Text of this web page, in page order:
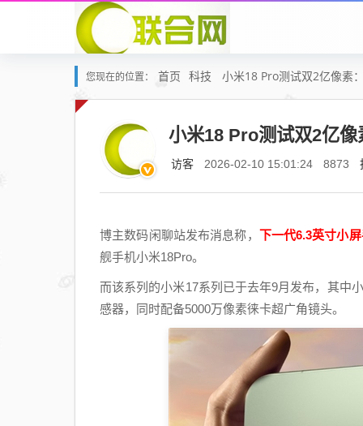
您现在的位置： 首页 科技 小米18 Pro测试双2亿像素
小米18 Pro测试双2亿
访客 2026-02-10 15:01:24 8873
博主数码闲聊站发布消息称， 下一代6.3英寸小
舰手机小米18Pro。
而该系列的小米17系列已于去年9月发布，其中
感器，同时配备5000万像素徕卡超广角镜头。